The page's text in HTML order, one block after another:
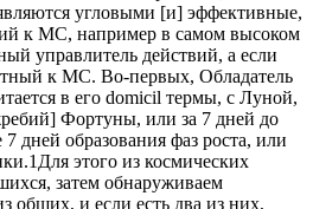
угловыми [и] эффективные,
к MC, например в самом высоком
управлитель действий, а если
к МС. Во-первых, Обладатель
в его domicil термы, с Луной,
Фортуны, или за 7 дней до
дней образования фаз роста, или
этого из космических
затем обнаруживаем
общих, и если есть два из них,